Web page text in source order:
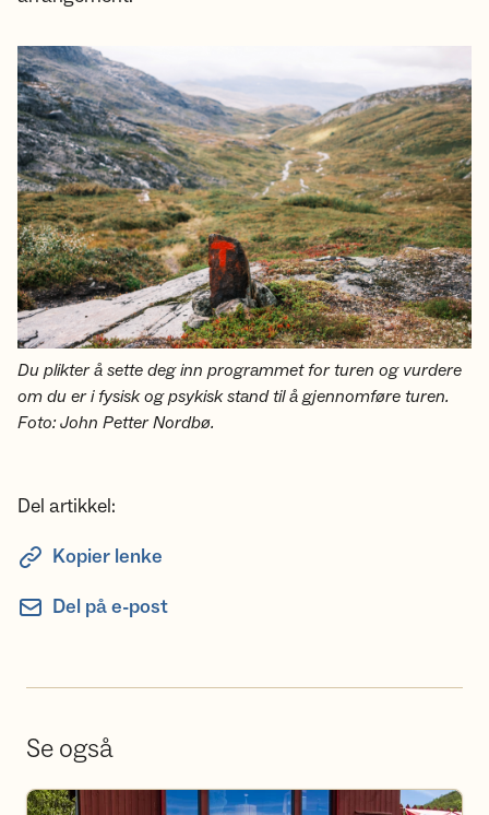
Du plikter å sette deg inn programmet for turen og vurdere
om du er i fysisk og psykisk stand til å gjennomføre turen.
Foto: John Petter Nordbø.
Del artikkel:
Kopier lenke
Del på e-post
Se også
Bli frivillig